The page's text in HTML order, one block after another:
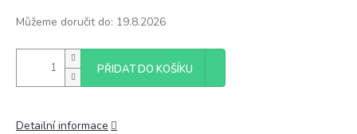
Můžeme doručit do: 19.8.2026
PŘIDAT DO KOŠÍKU
Detailní informace